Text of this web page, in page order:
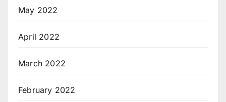
May 2022
April 2022
March 2022
February 2022